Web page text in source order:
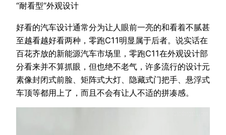
“耐看型”外观设计
好看的汽车设计通常分为让人眼前一亮的和看着不腻甚
至越看越好看两种，零跑C11明显属于后者。说实话在
百花齐放的新能源汽车市场里，零跑C11在外观设计部
分看来并不算抓眼，但也绝不老气，许多流行的设计元
素像封闭式前脸、矩阵式大灯、隐藏式门把手、悬浮式
车顶等都用上了，而且不会有让人不适的拼凑感。